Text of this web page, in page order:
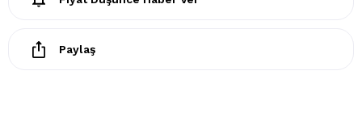
Paylaş